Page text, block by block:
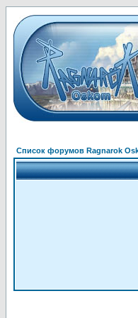
Список форумов Ragnarok